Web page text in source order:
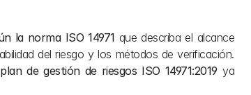
la norma ISO 14971 que describa el alcance
del riesgo y los métodos de verificación.
de gestión de riesgos ISO 14971:2019 ya